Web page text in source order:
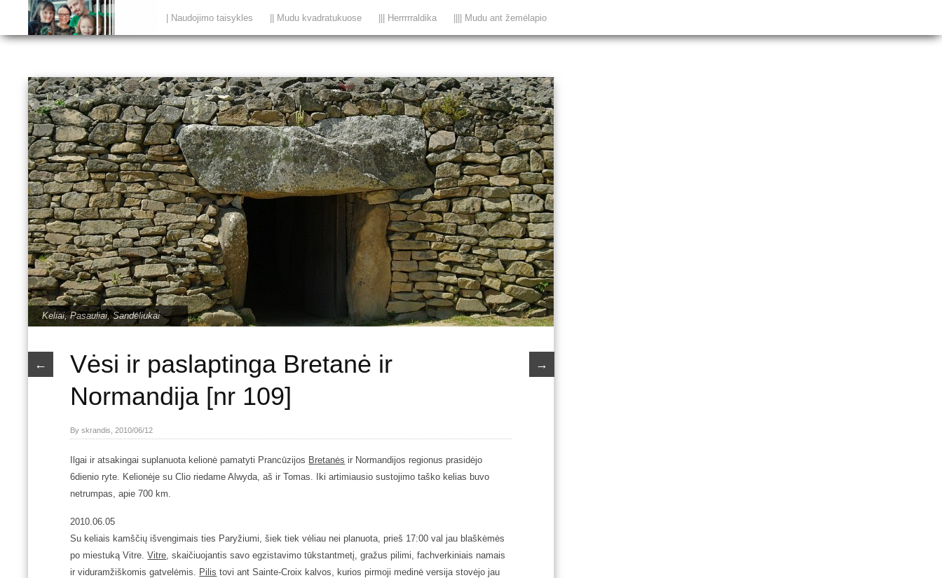
| Naudojimo taisykles || Mudu kvadratukuose ||| Herrrrraldika |||| Mudu ant žemėlapio
Keliai,Pasauliai,Sandėliukai
← →
Vėsi ir paslaptinga Bretanė ir
Normandija [nr 109]
By skrandis, 2010/06/12
Ilgai ir atsakingai suplanuota kelionė pamatyti Prancūzijos Bretanės ir Normandijos regionus prasidėjo
6dienio ryte. Kelionėje su Clio riedame Alwyda, aš ir Tomas. Iki artimiausio sustojimo taško kelias buvo
netrumpas, apie 700 km.
2010.06.05
Su keliais kamščių išvengimais ties Paryžiumi, šiek tiek vėliau nei planuota, prieš 17:00 val jau blaškėmės
po miestuką Vitre.Vitre, skaičiuojantis savo egzistavimo tūkstantmetį, gražus pilimi, fachverkiniais namais
ir viduramžiškomis gatvelėmis. Pilis tovi ant Sainte-Croix kalvos, kurios pirmoji medinė versija stovėjo jau